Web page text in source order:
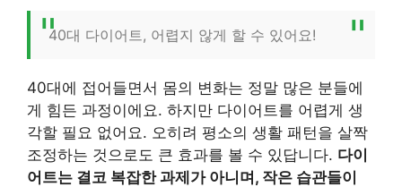
40대 다이어트, 어렵지 않게 할 수 있어요!
40대에 접어들면서 몸의 변화는 정말 많은 분들에
게 힘든 과정이에요. 하지만 다이어트를 어렵게 생
각할 필요 없어요. 오히려 평소의 생활 패턴을 살짝
조정하는 것으로도 큰 효과를 볼 수 있답니다. 다이
어트는 결코 복잡한 과제가 아니며, 작은 습관들이